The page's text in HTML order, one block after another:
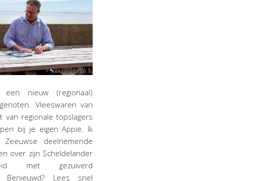
nieuw (regionaal)
Vleeswaren van
van regionale topslagers
bij je eigen Appie. Ik
deelnemende
over zijn Scheldelander
met gezuiverd
Benieuwd? Lees snel